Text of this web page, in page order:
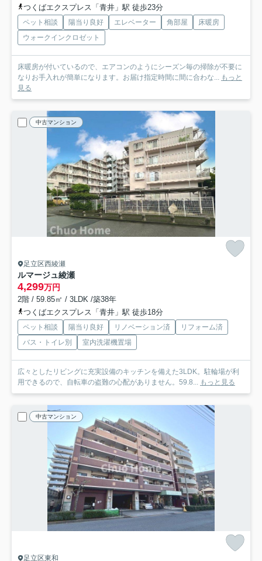
つくばエクスプレス「青井」駅 徒歩23分
ペット相談 陽当り良好 エレベーター 角部屋
床暖房
ウォークインクロゼット
床暖房が付いているので、エアコンのようにシーズン毎の掃除が不要に
なりお手入れが簡単になります。お届け指定時間に間に合わな... もっと
見る
中古マンション
足立区西綾瀬
ルマージュ綾瀬
4,299万円
2階 / 59.85㎡ / 3LDK /築38年
つくばエクスプレス「青井」駅 徒歩18分
ペット相談 陽当り良好 リノベーション済
リフォーム済
バス・トイレ別
室内洗濯機置場
広々としたリビングに充実設備のキッチンを備えた3LDK。駐輪場が利
用できるので、自転車の盗難の心配がありません。59.8... もっと見る
中古マンション
足立区東和